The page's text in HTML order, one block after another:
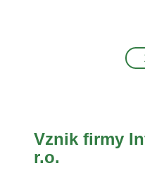
Vznik firmy
r.o.